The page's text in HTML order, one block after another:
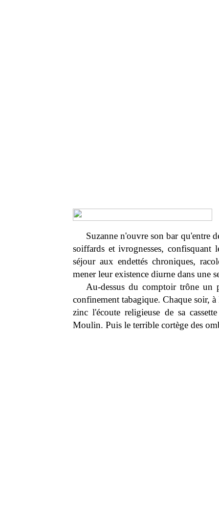
Suzanne n'ouvre son bar qu'entre
soiffards et ivrognesses, confisquant
séjour aux endettés chroniques,
mener leur existence diurne dans une
Au-dessus du comptoir trône un
confinement tabagique. Chaque soir,
zinc l'écoute religieuse de sa
Moulin. Puis le terrible cortège des